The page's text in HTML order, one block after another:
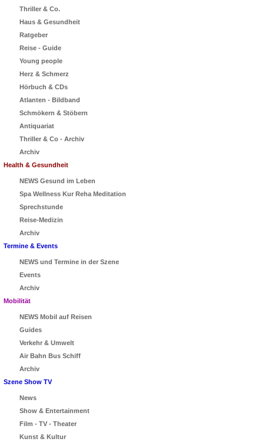
Thriller & Co.
Haus & Gesundheit
Ratgeber
Reise - Guide
Young people
Herz & Schmerz
Hörbuch & CDs
Atlanten - Bildband
Schmökern & Stöbern
Antiquariat
Thriller & Co - Archiv
Archiv
Health & Gesundheit
NEWS Gesund im Leben
Spa Wellness Kur Reha Meditation
Sprechstunde
Reise-Medizin
Archiv
Termine & Events
NEWS und Termine in der Szene
Events
Archiv
Mobilität
NEWS Mobil auf Reisen
Guides
Verkehr & Umwelt
Air Bahn Bus Schiff
Archiv
Szene Show TV
News
Show & Entertainment
Film - TV - Theater
Kunst & Kultur